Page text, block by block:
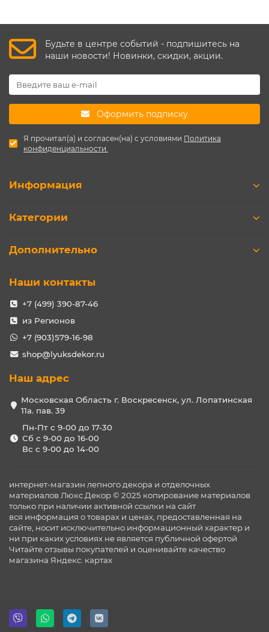
Будьте в центре событий - подпишитесь на
наши новости! Новинки, скидки, акции.
Оформить подписку
Я прочитал(а) и согласен(на) с условиями Политика
конфиденциальности.
Информация
Категории
Дополнительно
Наши контакты
+7 (499) 390-87-46
из Регионов
+7 (903)579-16-98
shop@lyuksdekor.ru
Наш адрес
Московская Область г. Воскресенск, ул. Лопатинская
11а. пав. 39
Пн-Пт с 9-00 до 17-30
Сб с 9-00 до 16-00
Вс с 9-00 до 14-00
интернет-магазин лепного декора и отделочных
материалов Люкс Декор © 2025 копирование материалов
только при наличии активной ссылки на сайт
вся информация о товарах и ценах, предоставленная на
сайте, носит исключительно информационный характер и
ни при каких условиях не является публичной офертой
Читайте отзывы покупателей и оценивайте качество
магазина Яндекс. картах